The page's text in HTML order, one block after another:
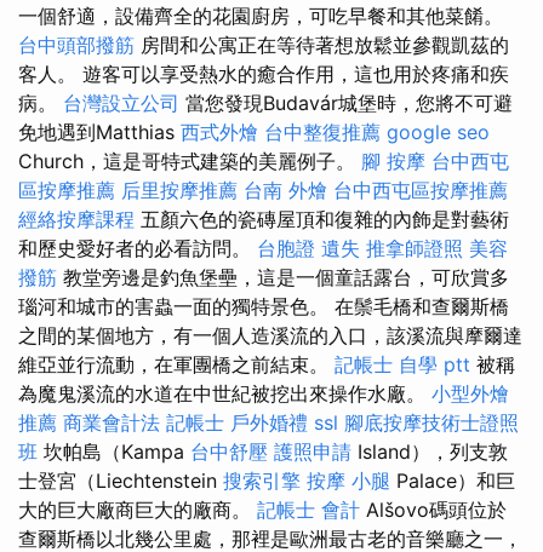
一個舒適，設備齊全的花園廚房，可吃早餐和其他菜餚。
台中頭部撥筋 房間和公寓正在等待著想放鬆並參觀凱茲的
客人。 遊客可以享受熱水的癒合作用，這也用於疼痛和疾
病。 台灣設立公司 當您發現Budavár城堡時，您將不可避
免地遇到Matthias 西式外燴 台中整復推薦 google seo
Church，這是哥特式建築的美麗例子。 腳 按摩 台中西屯
區按摩推薦 后里按摩推薦 台南 外燴 台中西屯區按摩推薦
經絡按摩課程 五顏六色的瓷磚屋頂和復雜的內飾是對藝術
和歷史愛好者的必看訪問。 台胞證 遺失 推拿師證照 美容
撥筋 教堂旁邊是釣魚堡壘，這是一個童話露台，可欣賞多
瑙河和城市的害蟲一面的獨特景色。 在鬃毛橋和查爾斯橋
之間的某個地方，有一個人造溪流的入口，該溪流與摩爾達
維亞並行流動，在軍團橋之前結束。 記帳士 自學 ptt 被稱
為魔鬼溪流的水道在中世紀被挖出來操作水廠。 小型外燴
推薦 商業會計法 記帳士 戶外婚禮 ssl 腳底按摩技術士證照
班 坎帕島（Kampa 台中舒壓 護照申請 Island），列支敦
士登宮（Liechtenstein 搜索引擎 按摩 小腿 Palace）和巨
大的巨大廠商巨大的廠商。 記帳士 會計 Alšovo碼頭位於
查爾斯橋以北幾公里處，那裡是歐洲最古老的音樂廳之一，